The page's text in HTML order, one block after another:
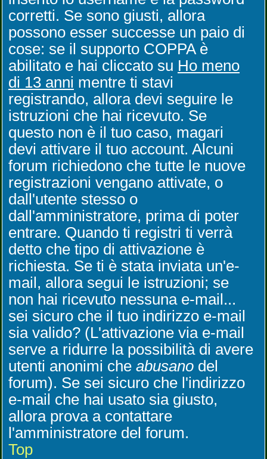
corretti. Se sono giusti, allora
possono esser successe un paio di
cose: se il supporto COPPA è
abilitato e hai cliccato su Ho meno
di 13 anni mentre ti stavi
registrando, allora devi seguire le
istruzioni che hai ricevuto. Se
questo non è il tuo caso, magari
devi attivare il tuo account. Alcuni
forum richiedono che tutte le nuove
registrazioni vengano attivate, o
dall'utente stesso o
dall'amministratore, prima di poter
entrare. Quando ti registri ti verrà
detto che tipo di attivazione è
richiesta. Se ti è stata inviata un'e-
mail, allora segui le istruzioni; se
non hai ricevuto nessuna e-mail...
sei sicuro che il tuo indirizzo e-mail
sia valido? (L'attivazione via e-mail
serve a ridurre la possibilità di avere
utenti anonimi che abusano del
forum). Se sei sicuro che l'indirizzo
e-mail che hai usato sia giusto,
allora prova a contattare
l'amministratore del forum.
Top